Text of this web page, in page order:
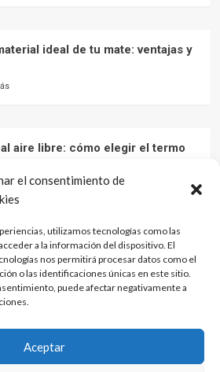
el consentimiento de
utilizamos tecnologías como las
a la información del dispositivo. El
nos permitirá procesar datos como el
o las identificaciones únicas en este sitio.
puede afectar negativamente a
Aceptar
ideal de tu mate: ventajas y
aire libre: cómo elegir el termo
une culturas
Contacto